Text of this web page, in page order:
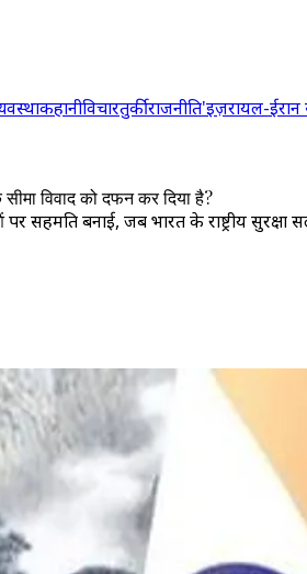
कहानीविचारतुर्कीराजनीति'इज़रायल-ईरान
विवाद को दफन कर दिया है?
सहमति बनाई, जब भारत के राष्ट्रीय